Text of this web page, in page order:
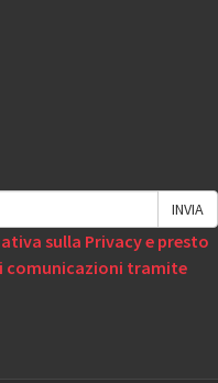
sulla Privacy e presto
comunicazioni tramite